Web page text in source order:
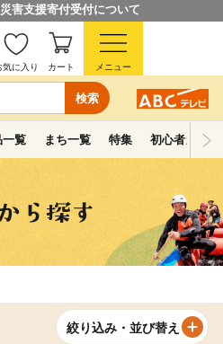
害支援寄付受付について
検索
気に入り カート メニュー
一覧 まち一覧 特集 初心者ガイド
絞り込み・並び替え